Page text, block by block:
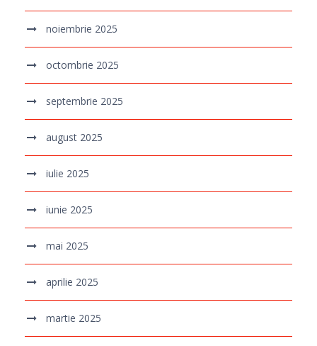
noiembrie 2025
octombrie 2025
septembrie 2025
august 2025
iulie 2025
iunie 2025
mai 2025
aprilie 2025
martie 2025